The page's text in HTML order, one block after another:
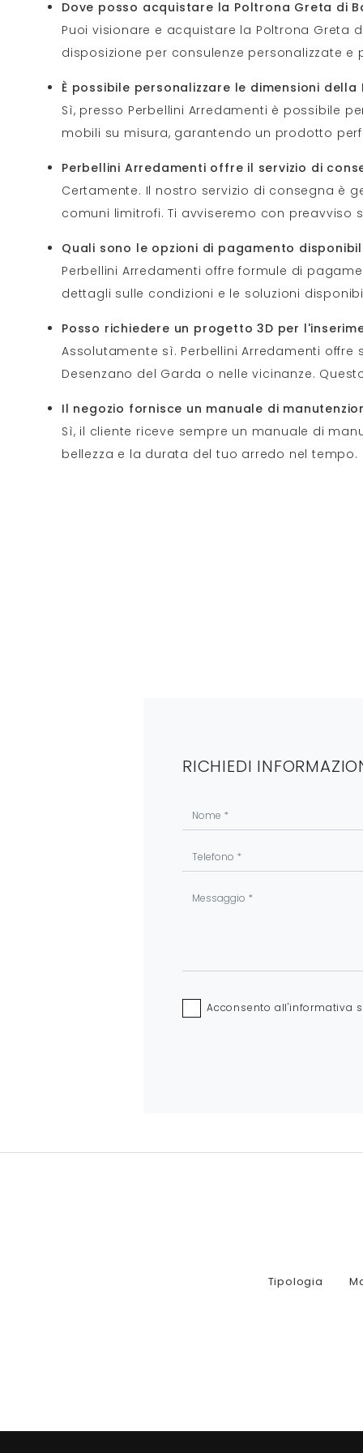
Dove posso acquistare la Poltrona Greta di
Puoi visionare e acquistare la Poltrona Greta
disposizione per consulenze personalizzate
È possibile personalizzare le dimensioni
Sì, presso Perbellini Arredamenti è possibile
mobili su misura, garantendo un prodotto
Perbellini Arredamenti offre il servizio di
Certamente. Il nostro servizio di consegna è
comuni limitrofi. Ti avviseremo con preavviso
Quali sono le opzioni di pagamento
Perbellini Arredamenti offre formule di
dettagli sulle condizioni e le soluzioni
Posso richiedere un progetto 3D per
Assolutamente sì. Perbellini Arredamenti
Desenzano del Garda o nelle vicinanze.
Il negozio fornisce un manuale di
Sì, il cliente riceve sempre un manuale di
bellezza e la durata del tuo arredo nel tempo.
RICHIEDI
Acconsento all'informativa
Tipologia